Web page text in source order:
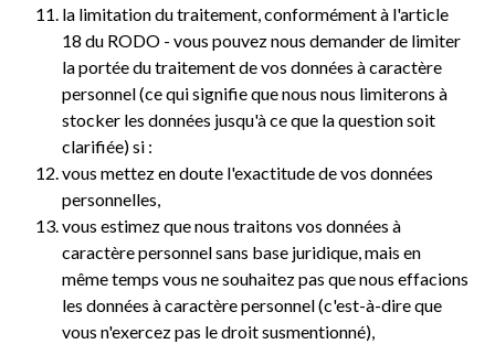
la limitation du traitement, conformément à l'article
18 du RODO - vous pouvez nous demander de limiter
la portée du traitement de vos données à caractère
personnel (ce qui signifie que nous nous limiterons à
stocker les données jusqu'à ce que la question soit
clarifiée) si :
vous mettez en doute l'exactitude de vos données
personnelles,
vous estimez que nous traitons vos données à
caractère personnel sans base juridique, mais en
même temps vous ne souhaitez pas que nous effacions
les données à caractère personnel (c'est-à-dire que
vous n'exercez pas le droit susmentionné),